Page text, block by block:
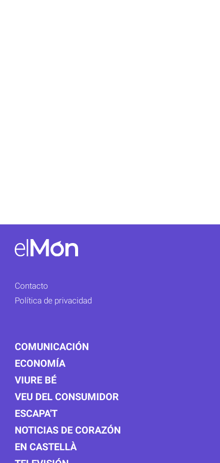
Contacto
Política de privacidad
COMUNICACIÓN
ECONOMÍA
VIURE BÉ
VEU DEL CONSUMIDOR
ESCAPA'T
NOTICIAS DE CORAZÓN
EN CASTELLÀ